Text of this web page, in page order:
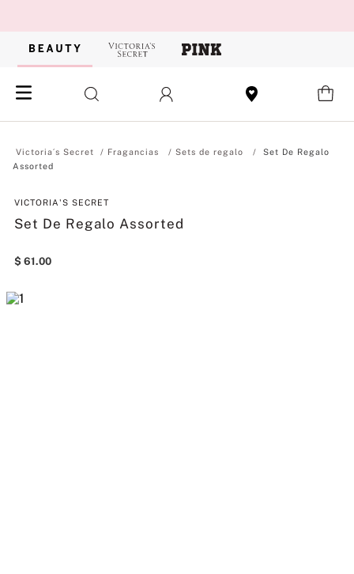
Fragancias Sets de regalo
Set De Regalo
Assorted
VICTORIA'S SECRET
Set De Regalo Assorted
$ 61.00